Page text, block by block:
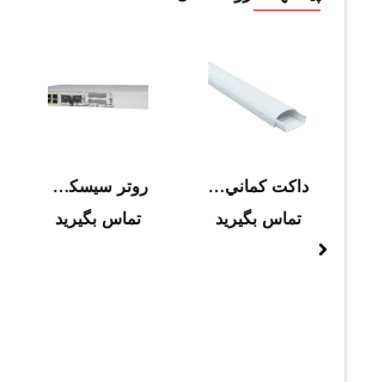
داکت کماني نمره 4 (40*20) سفيد سوپيتا
تماس بگیرید
روتر سيسکو مدل C8200L-1N-4T
تماس بگیرید